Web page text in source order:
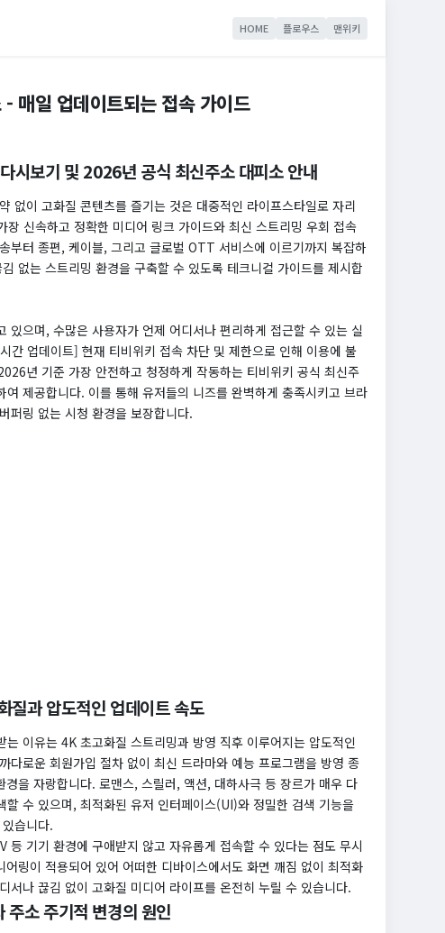
HOME 플로우스 맨위키
매일 업데이트되는 접속 가이드
시보기 및 2026년 공식 최신주소 대피소 안내
없이 고화질 콘텐츠를 즐기는 것은 대중적인 라이프스타일로 자리
신속하고 정확한 미디어 링크 가이드와 최신 스트리밍 우회 접속
부터 종편, 케이블, 그리고 글로벌 OTT 서비스에 이르기까지 복잡하
없는 스트리밍 환경을 구축할 수 있도록 테크니컬 가이드를 제시합
있으며, 수많은 사용자가 언제 어디서나 편리하게 접근할 수 있는 실
간 업데이트] 현재 티비위키 접속 차단 및 제한으로 인해 이용에 불
년 기준 가장 안전하고 청정하게 작동하는 티비위키 공식 최신주
제공합니다. 이를 통해 유저들의 니즈를 완벽하게 충족시키고 브라
퍼링 없는 시청 환경을 보장합니다.
질과 압도적인 업데이트 속도
이유는 4K 초고화질 스트리밍과 방영 직후 이루어지는 압도적인
다로운 회원가입 절차 없이 최신 드라마와 예능 프로그램을 방영 종
을 자랑합니다. 로맨스, 스릴러, 액션, 대하사극 등 장르가 매우 다
수 있으며, 최적화된 유저 인터페이스(UI)와 정밀한 검색 기능을
습니다.
등 기기 환경에 구애받지 않고 자유롭게 접속할 수 있다는 점도 무시
링이 적용되어 있어 어떠한 디바이스에서도 화면 깨짐 없이 최적화
서나 끊김 없이 고화질 미디어 라이프를 온전히 누릴 수 있습니다.
소 주기적 변경의 원인